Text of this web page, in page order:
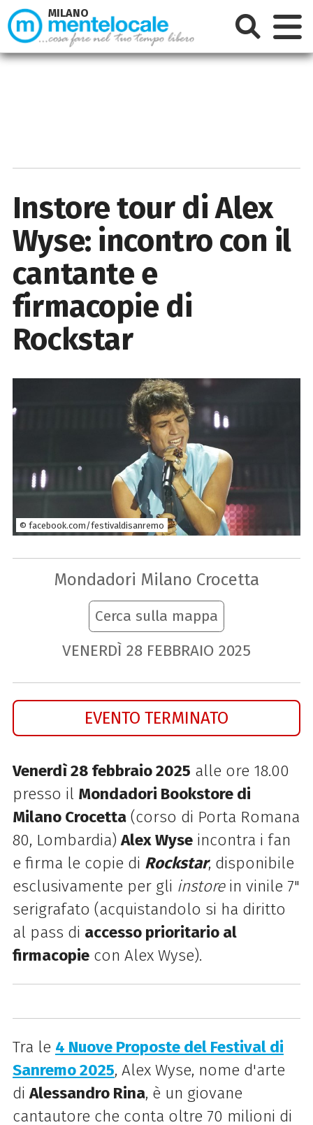
Instore tour di Alex
Wyse: incontro con il
cantante e
firmacopie di
Rockstar
© facebook.com/festivaldisanremo
Mondadori Milano Crocetta
Cerca sulla mappa
VENERDÌ 28 FEBBRAIO 2025
EVENTO TERMINATO
Venerdì28febbraio 2025 alle ore 18.00
presso il Mondadori Bookstore di
Milano Crocetta(corso di Porta Romana
80, Lombardia)Alex Wyseincontra i fan
e firma le copie di Rockstar, disponibile
esclusivamente per gli instorein vinile 7"
serigrafato (acquistandolo si ha diritto
al pass di accesso prioritario al
firmacopiecon Alex Wyse).
Tra le 4 Nuove Proposte del Festival di
Sanremo 2025, Alex Wyse, nome d'arte
diAlessandro Rina, è un giovane
cantautore che conta oltre 70 milioni di
MILANO